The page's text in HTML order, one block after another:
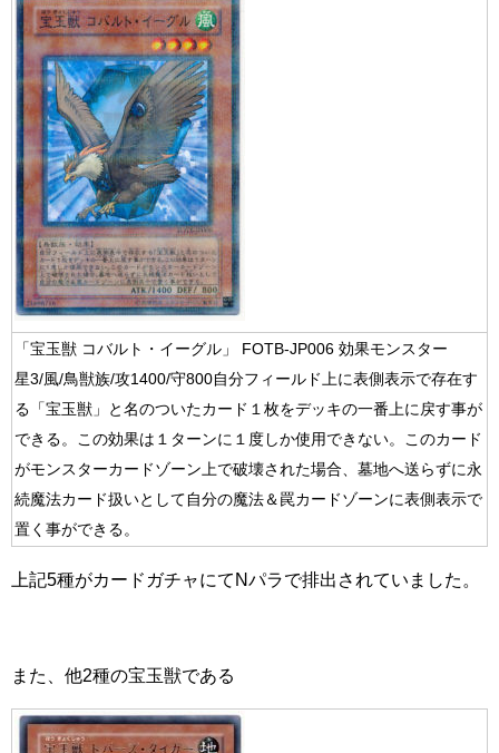
「宝玉獣 コバルト・イーグル」 FOTB-JP006 効果モンスター
星3/風/鳥獣族/攻1400/守800自分フィールド上に表側表示で存在す
る「宝玉獣」と名のついたカード１枚をデッキの一番上に戻す事が
できる。この効果は１ターンに１度しか使用できない。このカード
がモンスターカードゾーン上で破壊された場合、墓地へ送らずに永
続魔法カード扱いとして自分の魔法＆罠カードゾーンに表側表示で
置く事ができる。
上記5種がカードガチャにてNパラで排出されていました。
また、他2種の宝玉獣である